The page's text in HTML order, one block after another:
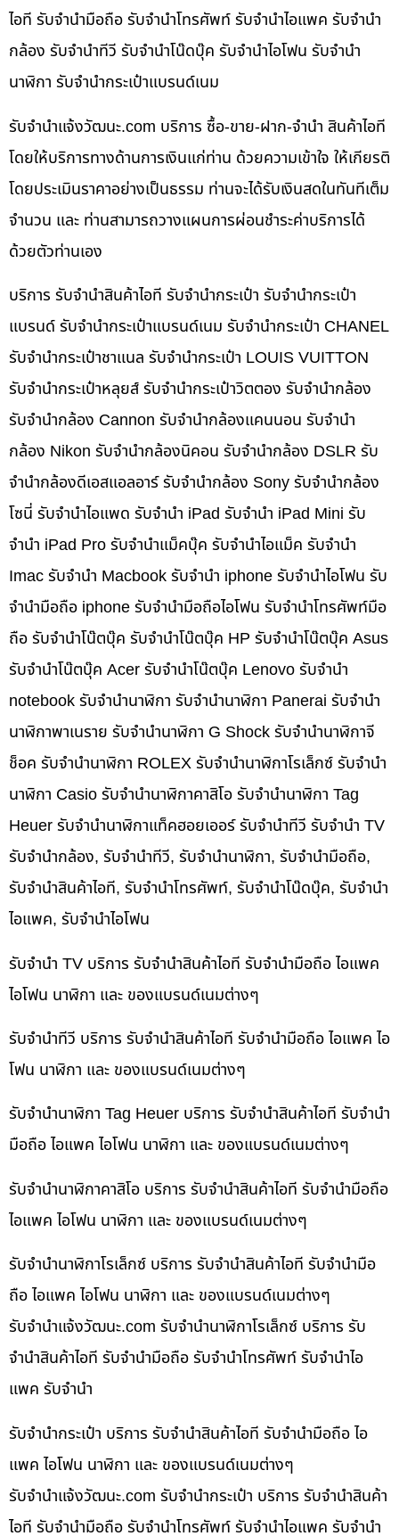
ไอที รับจำนำมือถือ รับจำนำโทรศัพท์ รับจำนำไอแพค รับจำนำ
กล้อง รับจำนำทีวี รับจำนำโน๊ดบุ๊ค รับจำนำไอโฟน รับจำนำ
นาฬิกา รับจำนำกระเป๋าแบรนด์เนม
รับจํานําแจ้งวัฒนะ.com บริการ ซื้อ-ขาย-ฝาก-จำนำ สินค้าไอที
โดยให้บริการทางด้านการเงินแก่ท่าน ด้วยความเข้าใจ ให้เกียรติ
โดยประเมินราคาอย่างเป็นธรรม ท่านจะได้รับเงินสดในทันทีเต็ม
จำนวน และ ท่านสามารถวางแผนการผ่อนชำระค่าบริการได้
ด้วยตัวท่านเอง
บริการ รับจำนำสินค้าไอที รับจำนำกระเป๋า รับจำนำกระเป๋า
แบรนด์ รับจำนำกระเป๋าแบรนด์เนม รับจำนำกระเป๋า CHANEL
รับจำนำกระเป๋าชาแนล รับจำนำกระเป๋า LOUIS VUITTON
รับจำนำกระเป๋าหลุยส์ รับจำนำกระเป๋าวิตตอง รับจำนำกล้อง
รับจำนำกล้อง Cannon รับจำนำกล้องแคนนอน รับจำนำ
กล้อง Nikon รับจำนำกล้องนิคอน รับจำนำกล้อง DSLR รับ
จำนำกล้องดีเอสแอลอาร์ รับจำนำกล้อง Sony รับจำนำกล้อง
โซนี่ รับจำนำไอแพด รับจำนำ iPad รับจำนำ iPad Mini รับ
จำนำ iPad Pro รับจำนำแม็คบุ๊ค รับจำนำไอแม็ค รับจำนำ
Imac รับจำนำ Macbook รับจำนำ iphone รับจำนำไอโฟน รับ
จำนำมือถือ iphone รับจำนำมือถือไอโฟน รับจำนำโทรศัพท์มือ
ถือ รับจำนำโน๊ตบุ๊ค รับจำนำโน๊ตบุ๊ค HP รับจำนำโน๊ตบุ๊ค Asus
รับจำนำโน๊ตบุ๊ค Acer รับจำนำโน๊ตบุ๊ค Lenovo รับจำนำ
notebook รับจำนำนาฬิกา รับจำนำนาฬิกา Panerai รับจำนำ
นาฬิกาพาเนราย รับจำนำนาฬิกา G Shock รับจำนำนาฬิกาจี
ช็อค รับจำนำนาฬิกา ROLEX รับจำนำนาฬิกาโรเล็กซ์ รับจำนำ
นาฬิกา Casio รับจำนำนาฬิกาคาสิโอ รับจำนำนาฬิกา Tag
Heuer รับจำนำนาฬิกาแท็คฮอยเออร์ รับจำนำทีวี รับจำนำ TV
รับจำนำกล้อง, รับจำนำทีวี, รับจำนำนาฬิกา, รับจำนำมือถือ,
รับจำนำสินค้าไอที, รับจำนำโทรศัพท์, รับจำนำโน๊ดบุ๊ค, รับจำนำ
ไอแพค, รับจำนำไอโฟน
รับจำนำ TV บริการ รับจำนำสินค้าไอที รับจำนำมือถือ ไอแพค
ไอโฟน นาฬิกา และ ของแบรนด์เนมต่างๆ
รับจำนำทีวี บริการ รับจำนำสินค้าไอที รับจำนำมือถือ ไอแพค ไอ
โฟน นาฬิกา และ ของแบรนด์เนมต่างๆ
รับจำนำนาฬิกา Tag Heuer บริการ รับจำนำสินค้าไอที รับจำนำ
มือถือ ไอแพค ไอโฟน นาฬิกา และ ของแบรนด์เนมต่างๆ
รับจำนำนาฬิกาคาสิโอ บริการ รับจำนำสินค้าไอที รับจำนำมือถือ
ไอแพค ไอโฟน นาฬิกา และ ของแบรนด์เนมต่างๆ
รับจำนำนาฬิกาโรเล็กซ์ บริการ รับจำนำสินค้าไอที รับจำนำมือ
ถือ ไอแพค ไอโฟน นาฬิกา และ ของแบรนด์เนมต่างๆ
รับจํานําแจ้งวัฒนะ.com รับจำนำนาฬิกาโรเล็กซ์ บริการ รับ
จำนำสินค้าไอที รับจำนำมือถือ รับจำนำโทรศัพท์ รับจำนำไอ
แพค รับจำนำ
รับจำนำกระเป๋า บริการ รับจำนำสินค้าไอที รับจำนำมือถือ ไอ
แพค ไอโฟน นาฬิกา และ ของแบรนด์เนมต่างๆ
รับจํานําแจ้งวัฒนะ.com รับจำนำกระเป๋า บริการ รับจำนำสินค้า
ไอที รับจำนำมือถือ รับจำนำโทรศัพท์ รับจำนำไอแพค รับจำนำ